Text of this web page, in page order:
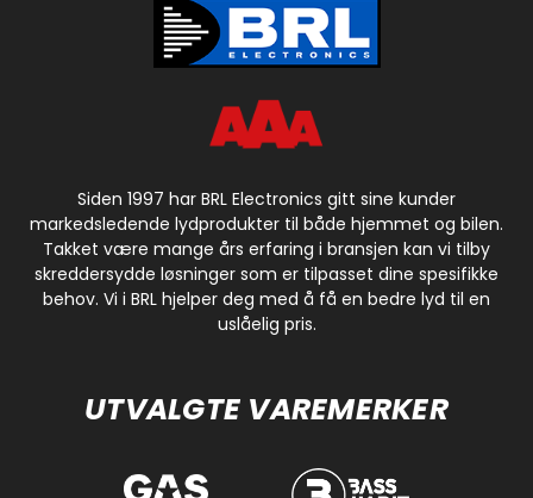
Siden 1997 har BRL Electronics gitt sine kunder
markedsledende lydprodukter til både hjemmet og bilen.
Takket være mange års erfaring i bransjen kan vi tilby
skreddersydde løsninger som er tilpasset dine spesifikke
behov. Vi i BRL hjelper deg med å få en bedre lyd til en
uslåelig pris.
UTVALGTE VAREMERKER